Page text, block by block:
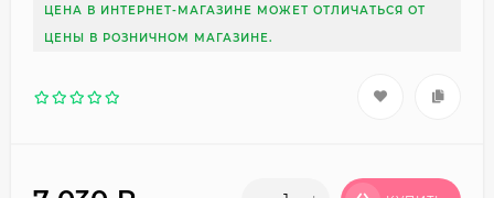
ЦЕНА В ИНТЕРНЕТ-МАГАЗИНЕ МОЖЕТ ОТЛИЧАТЬСЯ ОТ
ЦЕНЫ В РОЗНИЧНОМ МАГАЗИНЕ.